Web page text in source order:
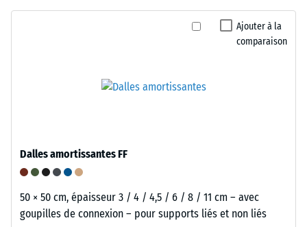
Ajouter à la
comparaison
Dalles amortissantes FF
50 × 50 cm, épaisseur 3 / 4 / 4,5 / 6 / 8 / 11 cm – avec
goupilles de connexion – pour supports liés et non liés